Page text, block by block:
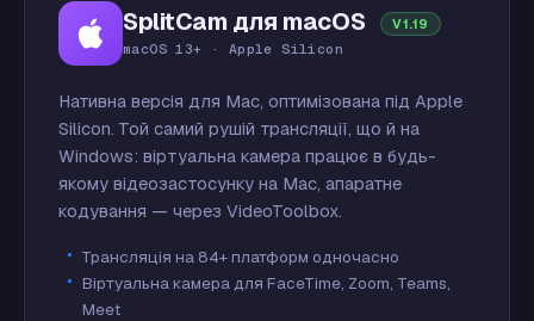
SplitCam для macOS V1.19
macOS 13+ · Apple Silicon
Нативна версія для Mac, оптимізована під Apple
Silicon. Той самий рушій трансляції, що й на
Windows: віртуальна камера працює в будь-
якому відеозастосунку на Mac, апаратне
кодування — через VideoToolbox.
Трансляція на 84+ платформ одночасно
Віртуальна камера для FaceTime, Zoom, Teams,
Meet